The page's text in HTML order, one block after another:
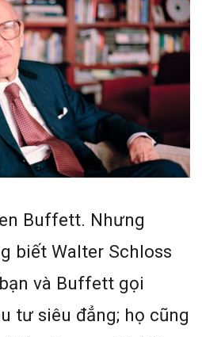
Buffett. Nhưng
biết Walter Schloss
và Buffett gọi
tư siêu đẳng; họ cũng